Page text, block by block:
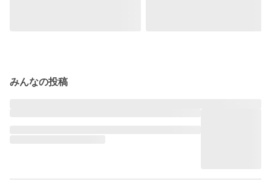
みんなの投稿